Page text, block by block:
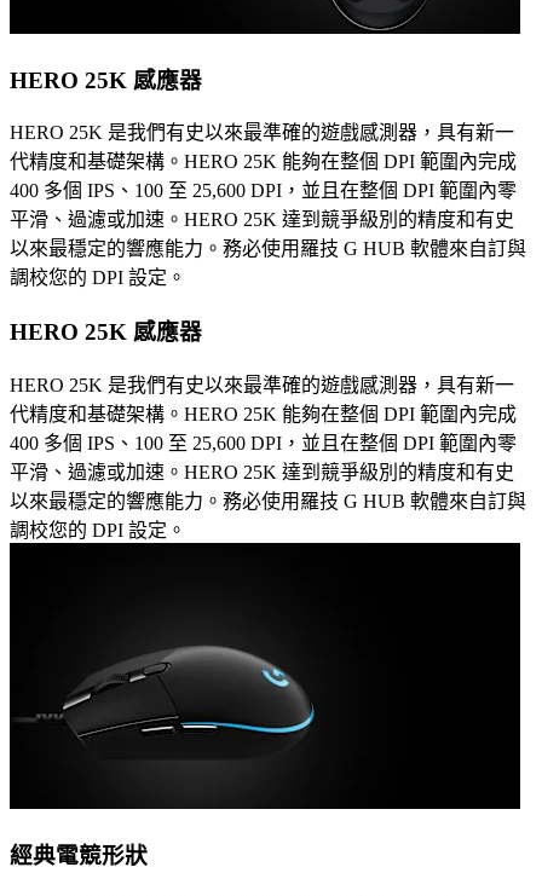
HERO 25K 感應器
HERO 25K 是我們有史以來最準確的遊戲感測器，具有新一
代精度和基礎架構。HERO 25K 能夠在整個 DPI 範圍內完成
400 多個 IPS、100 至 25,600 DPI，並且在整個 DPI 範圍內零
平滑、過濾或加速。HERO 25K 達到競爭級別的精度和有史
以來最穩定的響應能力。務必使用羅技 G HUB 軟體來自訂與
調校您的 DPI 設定。
HERO 25K 感應器
HERO 25K 是我們有史以來最準確的遊戲感測器，具有新一
代精度和基礎架構。HERO 25K 能夠在整個 DPI 範圍內完成
400 多個 IPS、100 至 25,600 DPI，並且在整個 DPI 範圍內零
平滑、過濾或加速。HERO 25K 達到競爭級別的精度和有史
以來最穩定的響應能力。務必使用羅技 G HUB 軟體來自訂與
調校您的 DPI 設定。
經典電競形狀